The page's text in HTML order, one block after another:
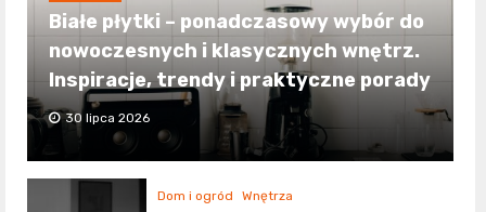
Białe płytki – ponadczasowy wybór do
nowoczesnych i klasycznych wnętrz.
Inspiracje, trendy i praktyczne porady
30 lipca 2026
Dom i ogród Wnętrza